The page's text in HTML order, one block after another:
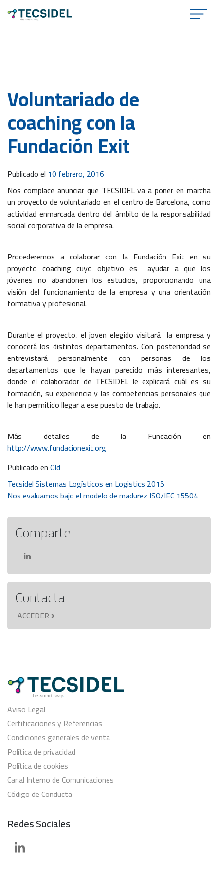
×
Voluntariado de
coaching con la
Fundación Exit
Publicado el 10 febrero, 2016
Nos complace anunciar que TECSIDEL va a poner en marcha
un proyecto de voluntariado en el centro de Barcelona, como
actividad enmarcada dentro del ámbito de la responsabilidad
social corporativa de la empresa.
Procederemos a colaborar con la Fundación Exit en su
proyecto coaching cuyo objetivo es ayudar a que los
jóvenes no abandonen los estudios, proporcionando una
visión del funcionamiento de la empresa y una orientación
formativa y profesional.
Durante el proyecto, el joven elegido visitará la empresa y
conocerá los distintos departamentos. Con posterioridad se
entrevistará personalmente con personas de los
departamentos que le hayan parecido más interesantes,
donde el colaborador de TECSIDEL le explicará cuál es su
formación, su experiencia y las competencias personales que
le han permitido llegar a ese puesto de trabajo.
Más detalles de la Fundación en
http://www.fundacionexit.org
Publicado enOld
Navegación
de
entradas
Tecsidel Sistemas Logísticos en Logistics 2015
Nos evaluamos bajo el modelo de madurez ISO/IEC 15504
Comparte
Contacta
ACCEDER
Aviso Legal
Certificaciones y Referencias
Condiciones generales de venta
Política de privacidad
Política de cookies
Canal Interno de Comunicaciones
Código de Conducta
Redes Sociales